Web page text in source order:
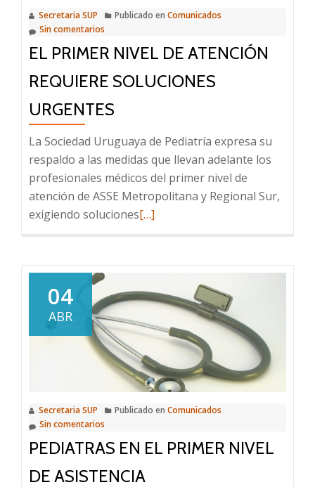
Secretaria SUP Publicado en Comunicados
Sin comentarios
EL PRIMER NIVEL DE ATENCIÓN
REQUIERE SOLUCIONES
URGENTES
La Sociedad Uruguaya de Pediatría expresa su
respaldo a las medidas que llevan adelante los
profesionales médicos del primer nivel de
atención de ASSE Metropolitana y Regional Sur,
exigiendo solucionesLeer
nivel
de
atención
requiere
soluciones
urgentes
[…]
04
ABR
Secretaria SUP Publicado en Comunicados
Sin comentarios
PEDIATRAS EN EL PRIMER NIVEL
DE ASISTENCIA